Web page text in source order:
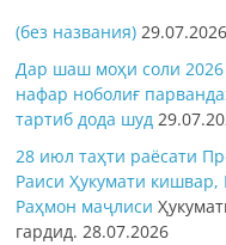
(без названия) 29.07.2026
Дар шаш моҳи соли 2026
нафар ноболиғ
тартиб дода шуд
28 июл таҳти раёсати
Раиси Ҳукумати
Раҳмон маҷлиси
гардид.28.07.2026